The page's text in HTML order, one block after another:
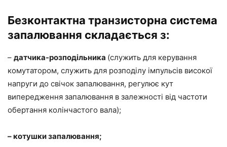
Безконтактна транзисторна система
запалювання складається з:
– датчика-розподільника (служить для керування
комутатором, служить для розподілу імпульсів високої
напруги до свічок запалювання, регулює кут
випередження запалювання в залежності від частоти
обертання колінчастого вала);
– котушки запалювання;